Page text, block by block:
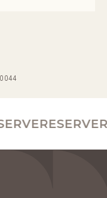
RESERVE